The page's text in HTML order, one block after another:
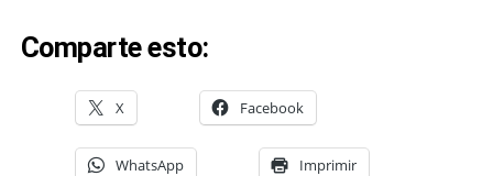
Comparte esto:
X Facebook
WhatsApp Imprimir